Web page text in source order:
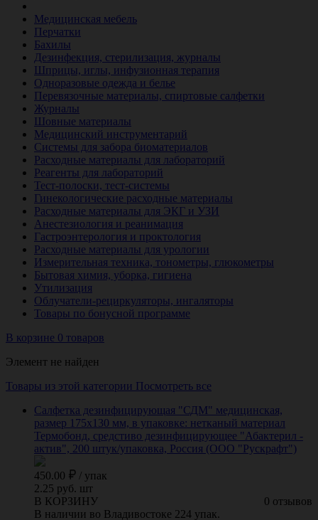
Медицинская мебель
Перчатки
Бахилы
Дезинфекция, стерилизация, журналы
Шприцы, иглы, инфузионная терапия
Одноразовые одежда и белье
Перевязочные материалы, спиртовые салфетки
Журналы
Шовные материалы
Медицинский инструментарий
Системы для забора биоматериалов
Расходные материалы для лабораторий
Реагенты для лабораторий
Тест-полоски, тест-системы
Гинекологические расходные материалы
Расходные материалы для ЭКГ и УЗИ
Анестезиология и реанимация
Гастроэнтерология и проктология
Расходные материалы для урологии
Измерительная техника, тонометры, глюкометры
Бытовая химия, уборка, гигиена
Утилизация
Облучатели-рециркуляторы, ингаляторы
Товары по бонусной программе
В корзине 0 товаров
Элемент не найден
Товары из этой категории Посмотреть все
Салфетка дезинфицирующая "СДМ" медицинская,
размер 175х130 мм, в упаковке: нетканый материал
Термобонд, средстиво дезинфицирующее "Абактерил -
актив", 200 штук/упаковка, Россия (ООО "Рускрафт")
450.00 / упак
2.25 руб. шт
0 отзывов
В КОРЗИНУ
В наличии во Владивостоке 224 упак.